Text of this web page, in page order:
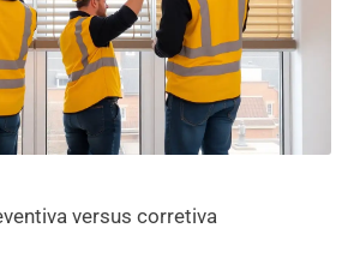
versus corretiva